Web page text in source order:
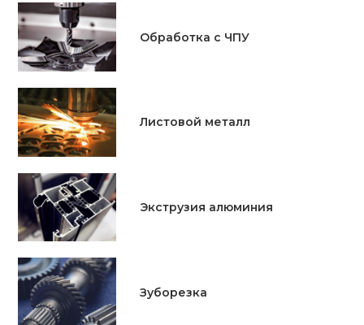
Обработка с ЧПУ
Листовой металл
Экструзия алюминия
Зуборезка